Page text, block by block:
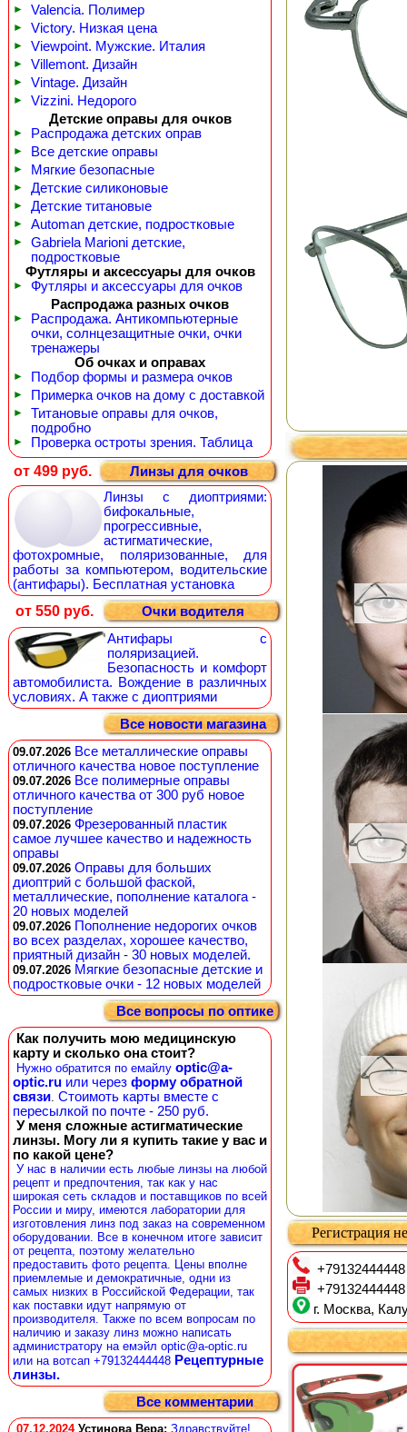
► Valencia. Полимер
► Victory. Низкая цена
► Viewpoint. Мужские. Италия
► Villemont. Дизайн
► Vintage. Дизайн
►
Vizzini. Недорого
Детские оправы для очков
► Распродажа детских оправ
► Все детские оправы
► Мягкие безопасные
► Детские силиконовые
► Детские титановые
► Automan детские, подростковые
►
Gabriela Marioni детские,
подростковые
Футляры и аксессуары для очков
►
Футляры и аксессуары для очков
Распродажа разных очков
►
Распродажа. Антикомпьютерные
очки, солнцезащитные очки, очки
тренажеры
Об очках и оправах
► Подбор формы и размера очков
► Примерка очков на дому с доставкой
►
Титановые оправы для очков,
подробно
► Проверка остроты зрения. Таблица
от 499 руб.
Линзы для очков
Линзы с диоптриями:
бифокальные,
прогрессивные,
астигматические,
фотохромные, поляризованные, для
работы за компьютером, водительские
(антифары). Бесплатная установка
от 550 руб.
Очки водителя
Антифары с
поляризацией.
Безопасность и комфорт
автомобилиста. Вождение в различных
условиях. А также с диоптриями
Все новости магазина
09.07.2026 Все металлические оправы
отличного качества новое поступление
09.07.2026 Все полимерные оправы
отличного качества от 300 руб новое
поступление
09.07.2026 Фрезерованный пластик
самое лучшее качество и надежность
оправы
09.07.2026 Оправы для больших
диоптрий с большой фаской,
металлические, пополнение каталога -
20 новых моделей
09.07.2026 Пополнение недорогих очков
во всех разделах, хорошее качество,
приятный дизайн - 30 новых моделей.
09.07.2026 Мягкие безопасные детские и
подростковые очки - 12 новых моделей
Все вопросы по оптике
Как получить мою медицинскую
карту и сколько она стоит?
Нужно обратится по емайлу optic@a-
optic.ru или через форму обратной
связи. Стоимоть карты вместе с
пересылкой по почте - 250 руб.
У меня сложные астигматические
линзы. Могу ли я купить такие у вас и
по какой цене?
У нас в наличии есть любые линзы на любой
рецепт и предпочтения, так как у нас
широкая сеть складов и поставщиков по всей
России и миру, имеются лаборатории для
изготовления линз под заказ на современном
оборудовании. Все в конечном итоге зависит
от рецепта, поэтому желательно
предоставить фото рецепта. Цены вполне
приемлемые и демократичные, одни из
самых низких в Российской Федерации, так
как поставки идут напрямую от
производителя. Также по всем вопросам по
наличию и заказу линз можно написать
администратору на емэйл optic@a-optic.ru
или на вотсап +79132444448 Рецептурные
линзы.
Все комментарии
07.12.2024 Устинова Вера: Здравствуйте!
Регистрация
+79132444448
+79132444448
г. Москва,